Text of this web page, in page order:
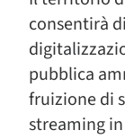
consentirà
pubblica
fruizione di
streaming